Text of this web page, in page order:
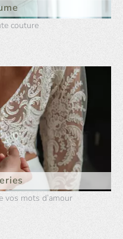
couture
vos mots d’amour